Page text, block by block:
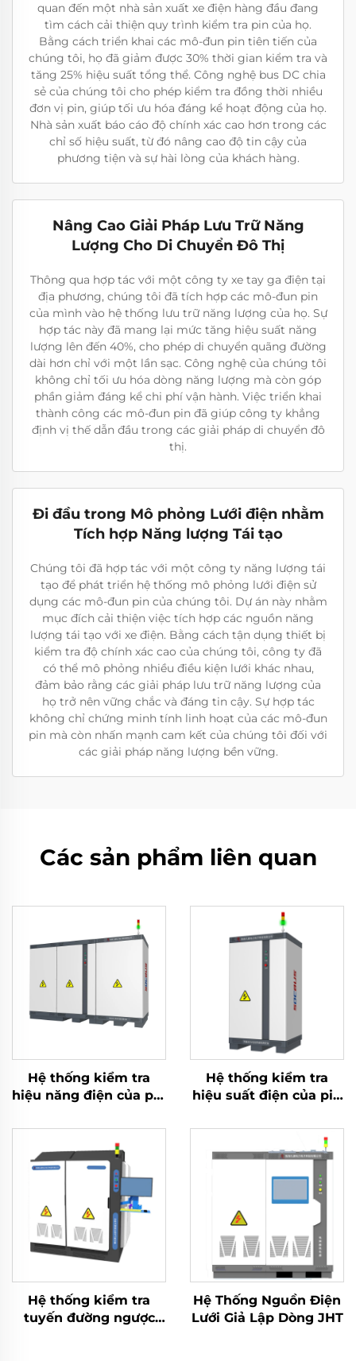
quan đến một nhà sản xuất xe điện hàng đầu đang
tìm cách cải thiện quy trình kiểm tra pin của họ.
Bằng cách triển khai các mô-đun pin tiên tiến của
chúng tôi, họ đã giảm được 30% thời gian kiểm tra và
tăng 25% hiệu suất tổng thể. Công nghệ bus DC chia
sẻ của chúng tôi cho phép kiểm tra đồng thời nhiều
đơn vị pin, giúp tối ưu hóa đáng kể hoạt động của họ.
Nhà sản xuất báo cáo độ chính xác cao hơn trong các
chỉ số hiệu suất, từ đó nâng cao độ tin cậy của
phương tiện và sự hài lòng của khách hàng.
Nâng Cao Giải Pháp Lưu Trữ Năng
Lượng Cho Di Chuyển Đô Thị
Thông qua hợp tác với một công ty xe tay ga điện tại
địa phương, chúng tôi đã tích hợp các mô-đun pin
của mình vào hệ thống lưu trữ năng lượng của họ. Sự
hợp tác này đã mang lại mức tăng hiệu suất năng
lượng lên đến 40%, cho phép di chuyển quãng đường
dài hơn chỉ với một lần sạc. Công nghệ của chúng tôi
không chỉ tối ưu hóa dòng năng lượng mà còn góp
phần giảm đáng kể chi phí vận hành. Việc triển khai
thành công các mô-đun pin đã giúp công ty khẳng
định vị thế dẫn đầu trong các giải pháp di chuyển đô
thị.
Đi đầu trong Mô phỏng Lưới điện nhằm
Tích hợp Năng lượng Tái tạo
Chúng tôi đã hợp tác với một công ty năng lượng tái
tạo để phát triển hệ thống mô phỏng lưới điện sử
dụng các mô-đun pin của chúng tôi. Dự án này nhằm
mục đích cải thiện việc tích hợp các nguồn năng
lượng tái tạo với xe điện. Bằng cách tận dụng thiết bị
kiểm tra độ chính xác cao của chúng tôi, công ty đã
có thể mô phỏng nhiều điều kiện lưới khác nhau,
đảm bảo rằng các giải pháp lưu trữ năng lượng của
họ trở nên vững chắc và đáng tin cậy. Sự hợp tác
không chỉ chứng minh tính linh hoạt của các mô-đun
pin mà còn nhấn mạnh cam kết của chúng tôi đối với
các giải pháp năng lượng bền vững.
Các sản phẩm liên quan
Hệ thống kiểm tra
hiệu năng điện của pin
Hệ thống kiểm tra
hiệu suất điện của pin
Hệ thống kiểm tra
tuyến đường ngược
Hệ Thống Nguồn Điện
Lưới Giả Lập Dòng JHT